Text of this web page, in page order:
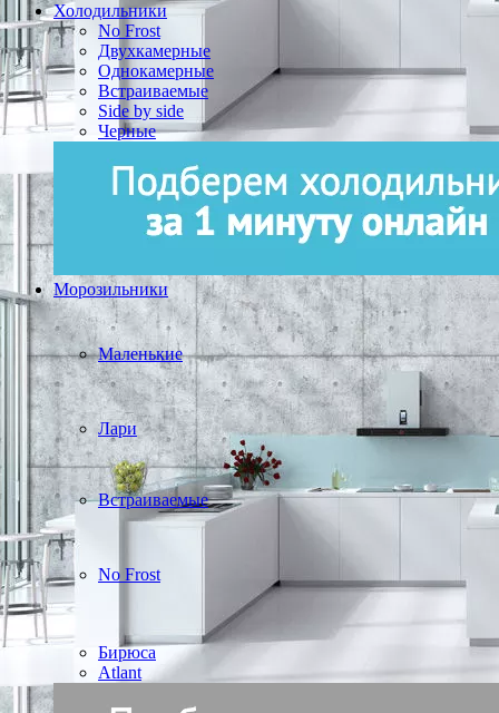
Холодильники
No Frost
Двухкамерные
Однокамерные
Встраиваемые
Side by side
Черные
Морозильники
Маленькие
Лари
Встраиваемые
No Frost
Бирюса
Atlant